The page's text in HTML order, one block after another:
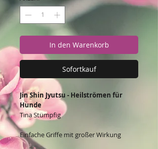
In den Warenkorb
Sofortkauf
Jin Shin Jyutsu - Heilströmen für
Hunde
Tina Stümpfig
Einfache Griffe mit großer Wirkung